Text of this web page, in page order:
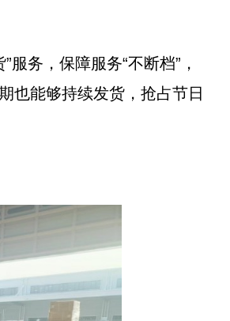
务，保障服务“不断档”，
也能够持续发货，抢占节日